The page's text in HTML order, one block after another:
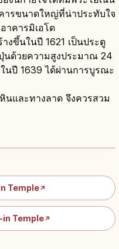
ารขนาดใหญ่ที่น่าประทับใจ
าคารมิเอโด
งขึ้นในปี 1621 เป็นประตู
ด้วยความสูงประมาณ 24
นปี 1639 ได้ผ่านการบูรณะ
นและทางลาด จึงควรสวม
ะพระโฮ
Temple↗
in Temple↗